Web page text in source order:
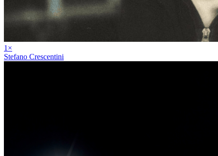
1 ×
Stefano Crescentini